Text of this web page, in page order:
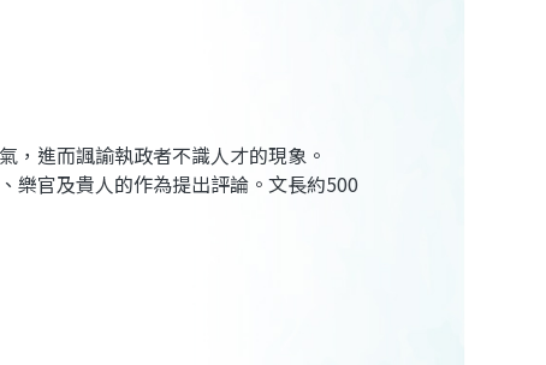
氣，進而諷諭執政者不識人才的現象。
樂官及貴人的作為提出評論。文長約500